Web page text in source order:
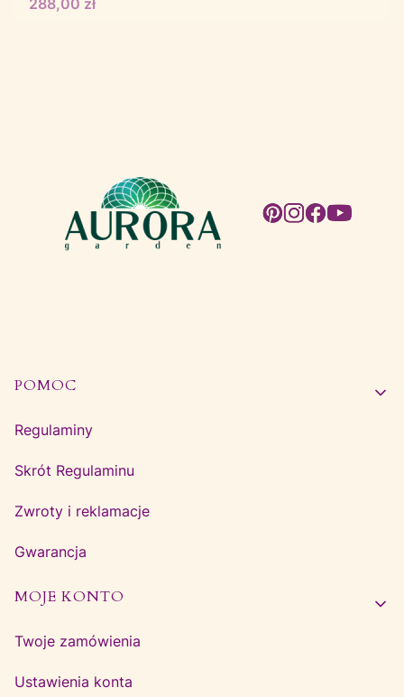
Linki w stopce
POMOC
Regulaminy
Skrót Regulaminu
Zwroty i reklamacje
Gwarancja
MOJE KONTO
Twoje zamówienia
Ustawienia konta